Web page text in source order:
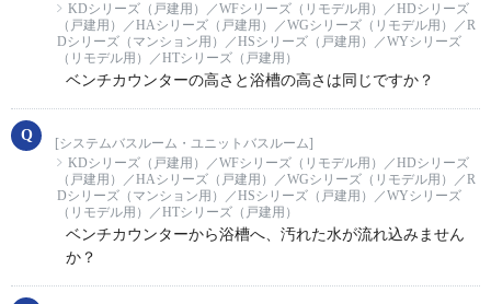
KDシリーズ（戸建用）／WFシリーズ（リモデル用）／HDシリーズ
（戸建用）／HAシリーズ（戸建用）／WGシリーズ（リモデル用）／R
Dシリーズ（マンション用）／HSシリーズ（戸建用）／WYシリーズ
（リモデル用）／HTシリーズ（戸建用）
ベンチカウンターの高さと浴槽の高さは同じですか？
[システムバスルーム・ユニットバスルーム]
KDシリーズ（戸建用）／WFシリーズ（リモデル用）／HDシリーズ
（戸建用）／HAシリーズ（戸建用）／WGシリーズ（リモデル用）／R
Dシリーズ（マンション用）／HSシリーズ（戸建用）／WYシリーズ
（リモデル用）／HTシリーズ（戸建用）
ベンチカウンターから浴槽へ、汚れた水が流れ込みません
か？